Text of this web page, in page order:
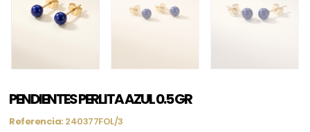
PENDIENTES PERLITA AZUL 0.5 GR
Referencia: 240377FOL/3